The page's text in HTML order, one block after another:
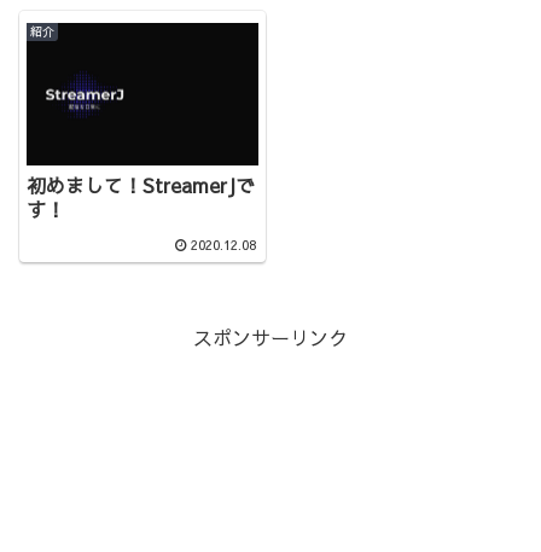
紹介
初めまして！StreamerJで
す！
2020.12.08
スポンサーリンク